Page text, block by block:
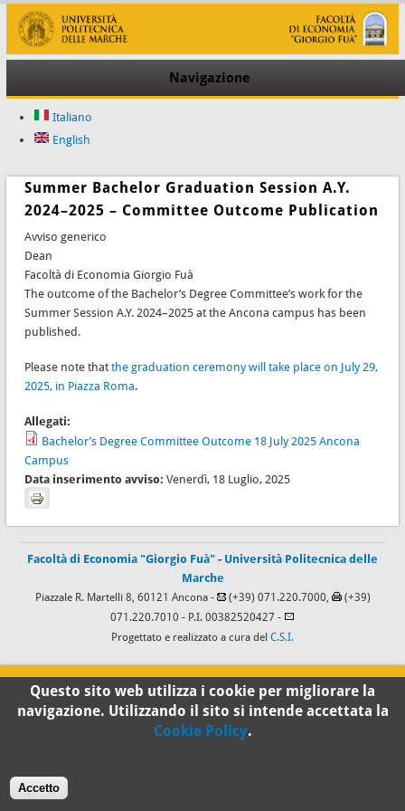
Navigazione
Italiano
English
Summer Bachelor Graduation Session A.Y.
2024–2025 – Committee Outcome Publication
Avviso generico
Dean
Facoltà di Economia Giorgio Fuà
The outcome of the Bachelor’s Degree Committee’s work for the
Summer Session A.Y. 2024–2025 at the Ancona campus has been
published.
Please note that the graduation ceremony will take place on July 29,
2025, in Piazza Roma.
Allegati:
Bachelor’s Degree Committee Outcome 18 July 2025 Ancona
Campus
Data inserimento avviso: Venerdì, 18 Luglio, 2025
Facoltà di Economia "Giorgio Fuà" - Università Politecnica delle
Marche
Piazzale R. Martelli 8, 60121 Ancona - (+39) 071.220.7000,
(+39)
071.220.7010 - P.I. 00382520427 -
Progettato e realizzato a cura del C.S.I.
100%
Questo sito web utilizza i cookie per migliorare la
navigazione. Utilizzando il sito si intende accettata la
Cookie Policy.
Accetto